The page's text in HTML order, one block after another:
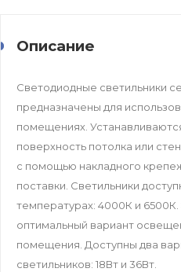
Описание
Светодиодные светильники
предназначены для
помещениях.
поверхность потолка или
с помощью накладного
поставки. Светильники
температурах: 4000К и
оптимальный вариант
помещения. Доступны два
светильников: 18Вт и 36Вт.